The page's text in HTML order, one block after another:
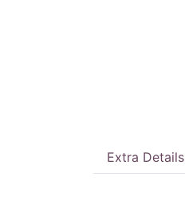
Extra Details